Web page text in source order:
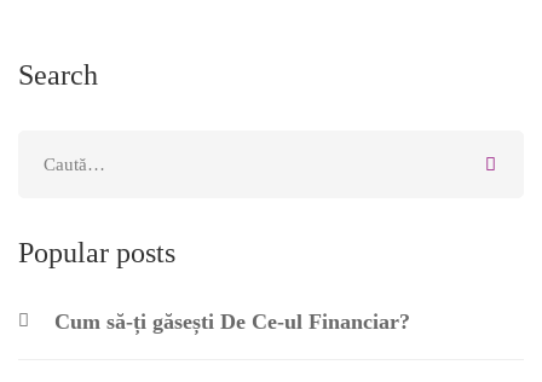
Search
Popular posts
Cum să-ți găsești De Ce-ul Financiar?